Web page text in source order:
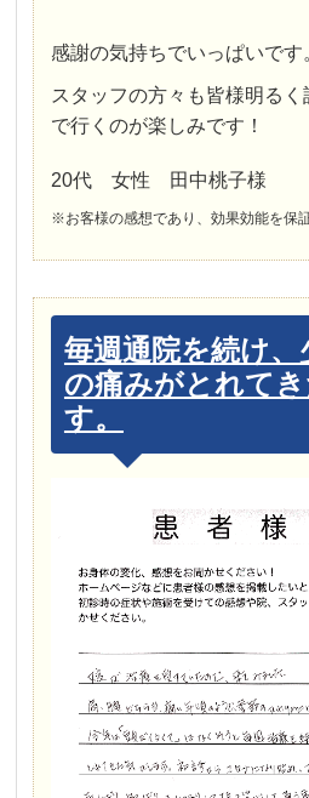
感謝の気持ちでいっぱいです
スタッフの方々も皆様明る
で行くのが楽しみです！
20代 女性 田中桃子様
※お客様の感想であり、効果効能を保
毎週通院を続け
の痛みがとれて
す。